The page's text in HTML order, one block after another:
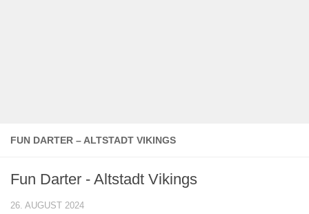
FUN DARTER – ALTSTADT VIKINGS
Fun Darter - Altstadt Vikings
26. AUGUST 2024